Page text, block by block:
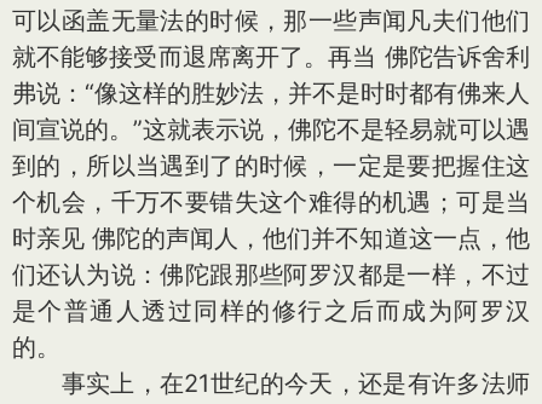
可以函盖无量法的时候，那一些声闻凡夫们他们
就不能够接受而退席离开了。再当 佛陀告诉舍利
弗说：“像这样的胜妙法，并不是时时都有佛来人
间宣说的。”这就表示说，佛陀不是轻易就可以遇
到的，所以当遇到了的时候，一定是要把握住这
个机会，千万不要错失这个难得的机遇；可是当
时亲见 佛陀的声闻人，他们并不知道这一点，他
们还认为说：佛陀跟那些阿罗汉都是一样，不过
是个普通人透过同样的修行之后而成为阿罗汉
的。
事实上，在21世纪的今天，还是有许多法师